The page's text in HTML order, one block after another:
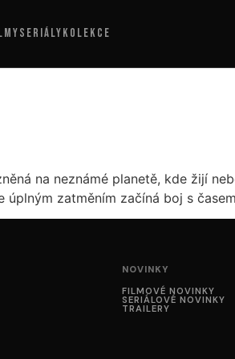
SERIÁLY KOLEKCE
na neznámé planetě, kde žijí
zatměním začíná boj s
NOVINKY
FILMOVÉ NOVINKY
SERIÁLOVÉ NOVINKY
TRAILERY